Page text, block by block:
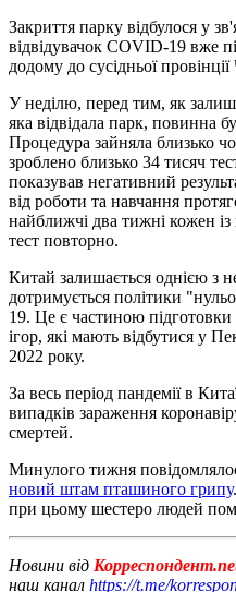
Закриття парку відбулося у
відвідувачок COVID-19 вже
додому до сусідньої
У неділю, перед тим, як
яка відвідала парк, повинна
Процедура зайняла близько
зроблено близько 34 тисяч
показував негативний
від роботи та навчання
найближчі два тижні кожен із
тест повторно.
Китай залишається однією з
дотримується політики
19. Це є частиною
ігор, які мають відбутися у
2022 року.
За весь період пандемії в
випадків зараження
смертей.
Минулого тижня
новий штам пташиного грипу
при цьому шестеро людей
Новини від
наш канал https://t.me/